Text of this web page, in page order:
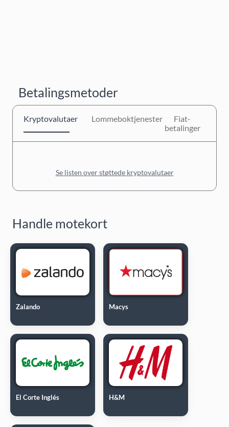
Betalingsmetoder
Kryptovalutaer Lommeboktjenester
Fiat-
betalinger
Se listen over støttede kryptovalutaer
Handle motekort
Zalando Macys
El Corte Inglés H&M